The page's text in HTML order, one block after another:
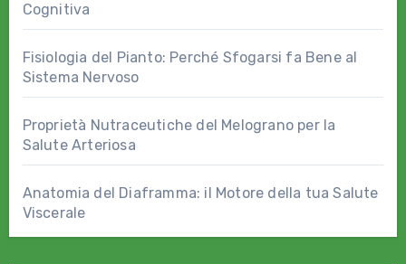
Cognitiva
Fisiologia del Pianto: Perché Sfogarsi fa Bene al
Sistema Nervoso
Proprietà Nutraceutiche del Melograno per la
Salute Arteriosa
Anatomia del Diaframma: il Motore della tua Salute
Viscerale